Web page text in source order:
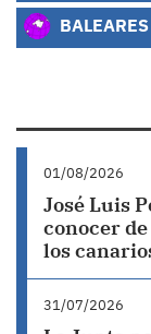
01/08/2026
José Luis
conocer
los
31/07/2026